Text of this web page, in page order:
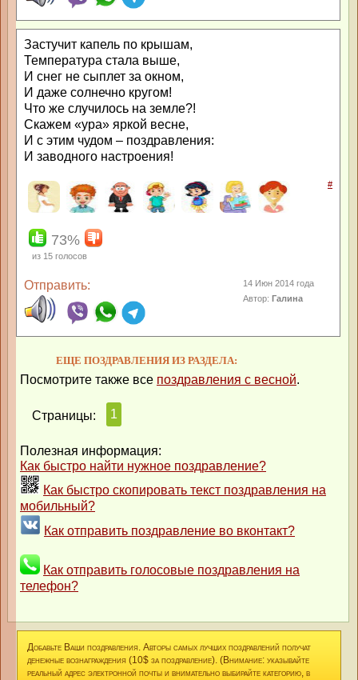
Застучит капель по крышам,
Температура стала выше,
И снег не сыплет за окном,
И даже солнечно кругом!
Что же случилось на земле?!
Скажем «ура» яркой весне,
И с этим чудом – поздравления:
И заводного настроения!
#
73%
из 15 голосов
Отправить:
14 Июн 2014 года
Автор:Галина
ЕЩЕ ПОЗДРАВЛЕНИЯ ИЗ РАЗДЕЛА:
Посмотрите также все поздравления с весной.
Страницы: 1
Полезная информация:
Как быстро найти нужное поздравление?
Как быстро скопировать текст поздравления на
мобильный?
Как отправить поздравление во вконтакт?
Как отправить голосовые поздравления на
телефон?
Добавьте Ваши поздравления. Авторы самых лучших поздравлений получат
денежные вознаграждения (10$ за поздравление). (Внимание: указывайте
реальный адрес электронной почты и внимательно выбирайте категорию, в